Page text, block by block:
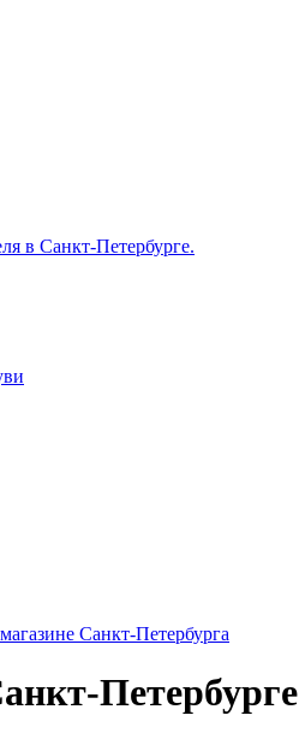
в Санкт-Петербурге.
Санкт-Петербурга
Петербурге